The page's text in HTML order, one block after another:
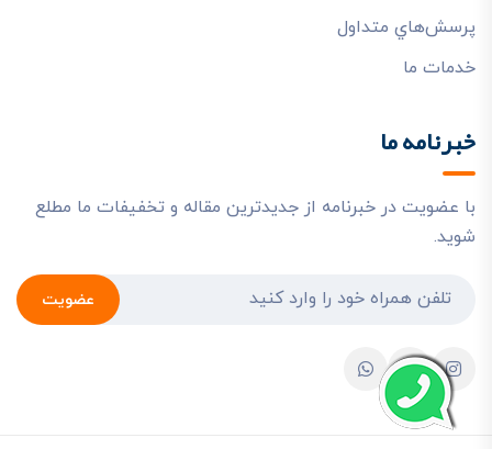
پرسش‌هاي متداول
خدمات ما
خبرنامه ما
با عضویت در خبرنامه از جدیدترین مقاله و تخفیفات ما مطلع
شوید.
عضویت